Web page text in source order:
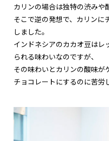
カリンの場合は独特の渋みや
そこで逆の発想で、カリンに
しました。
インドネシアのカカオ豆はレ
られる味わいなのですが、
その味わいとカリンの酸味が
チョコレートにするのに苦労